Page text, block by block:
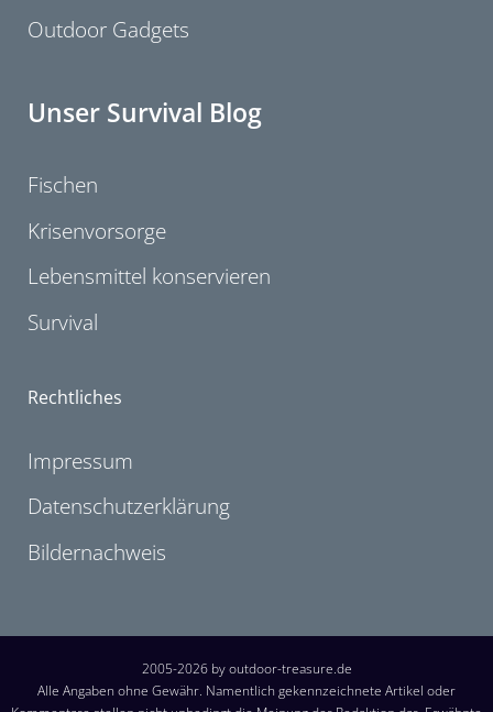
Outdoor Gadgets
Unser Survival Blog
Fischen
Krisenvorsorge
Lebensmittel konservieren
Survival
Rechtliches
Impressum
Datenschutzerklärung
Bildernachweis
2005-2026 by outdoor-treasure.de
Alle Angaben ohne Gewähr. Namentlich gekennzeichnete Artikel oder